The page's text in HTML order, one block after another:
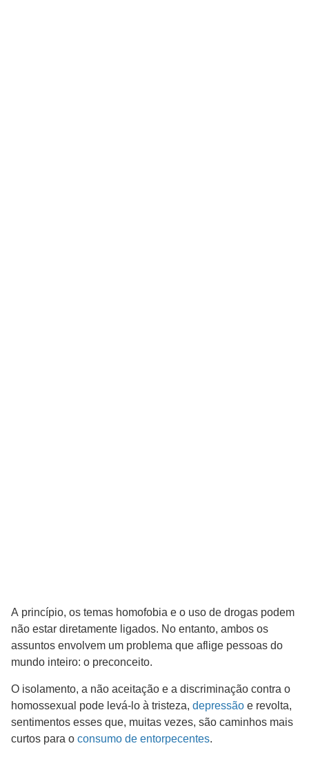
A princípio, os temas homofobia e o uso de drogas podem
não estar diretamente ligados. No entanto, ambos os
assuntos envolvem um problema que aflige pessoas do
mundo inteiro: o preconceito.
O isolamento, a não aceitação e a discriminação contra o
homossexual pode levá-lo à tristeza, depressão e revolta,
sentimentos esses que, muitas vezes, são caminhos mais
curtos para o consumo de entorpecentes.